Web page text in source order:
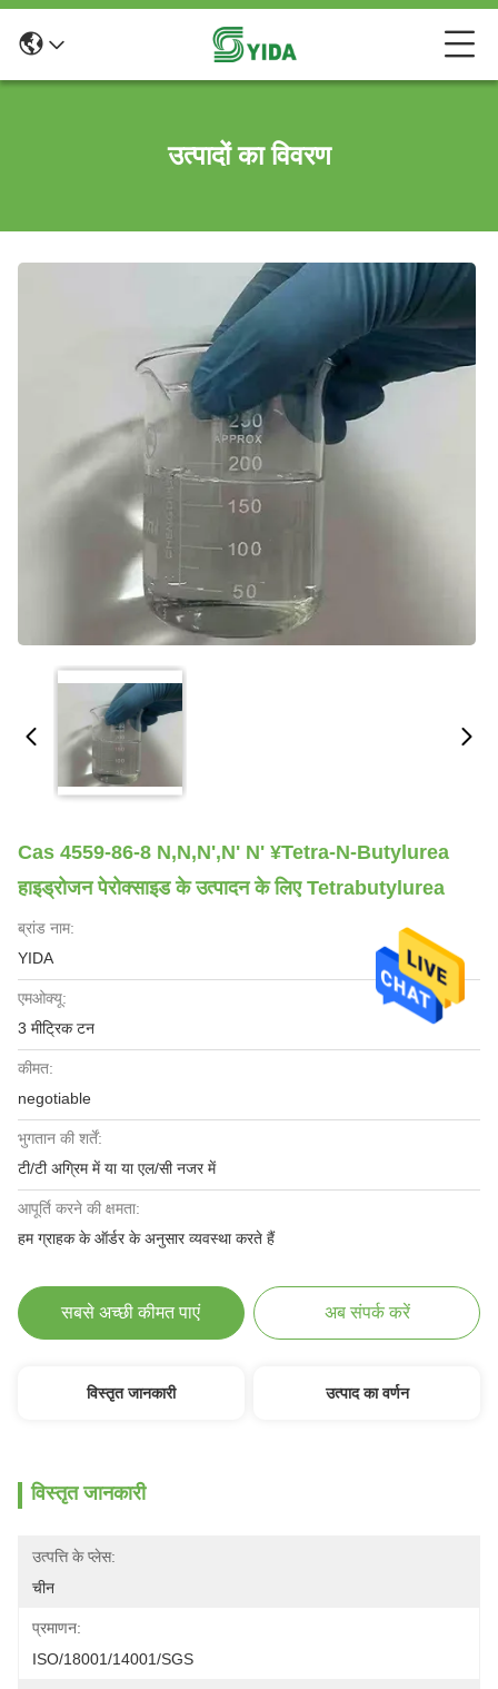
उत्पादों का विवरण
Cas 4559-86-8 N,N,N',N' N' ¥tetra-N-Butylurea
हाइड्रोजन पेरोक्साइड के उत्पादन के लिए Tetrabutylurea
ब्रांड नाम:
YIDA
एमओक्यू:
3 मीट्रिक टन
कीमत:
negotiable
भुगतान की शर्तें:
टी/टी अग्रिम में या या एल/सी नजर में
आपूर्ति करने की क्षमता:
हम ग्राहक के ऑर्डर के अनुसार व्यवस्था करते हैं
सबसे अच्छी कीमत पाएं अब संपर्क करें
विस्तृत जानकारी उत्पाद का वर्णन
विस्तृत जानकारी
उत्पत्ति के प्लेस:
चीन
प्रमाणन:
ISO/18001/14001/SGS